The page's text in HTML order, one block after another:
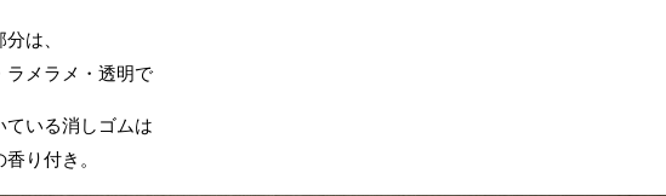
は、
ラメラメ・透明で
ている消しゴムは
り付き。